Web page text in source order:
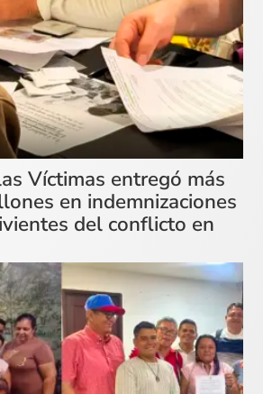
Víctimas entregó más
en indemnizaciones
del conflicto en